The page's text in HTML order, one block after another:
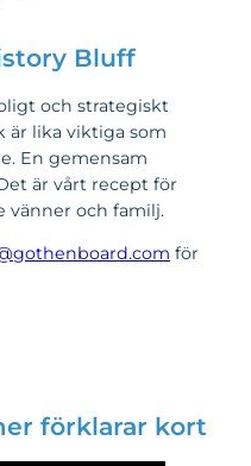
Bluff
och strategiskt
är lika viktiga som
En gemensam
är vårt recept för
vänner och familj.
för
förklarar kort